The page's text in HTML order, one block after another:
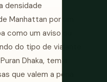
densidade
Manhattan por um
como um aviso ou
do tipo de viajante
Dhaka, tem a
que valem a pena